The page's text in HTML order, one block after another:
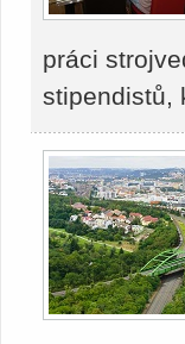
práci
stipendistů,